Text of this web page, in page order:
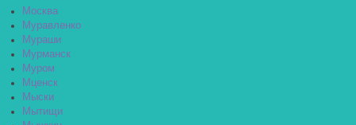
Москва
Муравленко
Мураши
Мурманск
Муром
Мценск
Мыски
Мытищи